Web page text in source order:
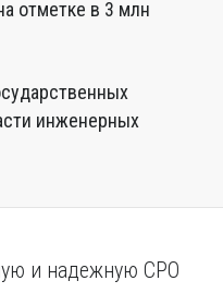
Ярославль
отметке в 3 млн
инженерных
и надежную СРО